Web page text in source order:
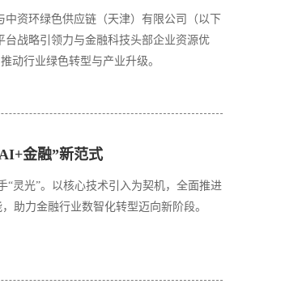
中资环绿色供应链（天津）有限公司（以下
台战略引领力与金融科技头部企业资源优
动行业绿色转型与产业升级。
金融”新范式
灵光”。以核心技术引入为契机，全面推进
助力金融行业数智化转型迈向新阶段。